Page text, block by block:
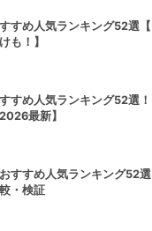
すめ人気ランキング52選
も！】
すめ人気ランキング52選
最新】
すすめ人気ランキング52
・検証